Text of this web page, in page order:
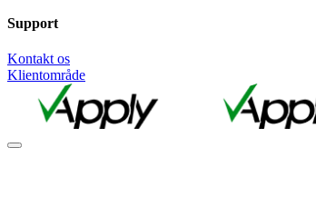
Support
Kontakt os
Klientområde